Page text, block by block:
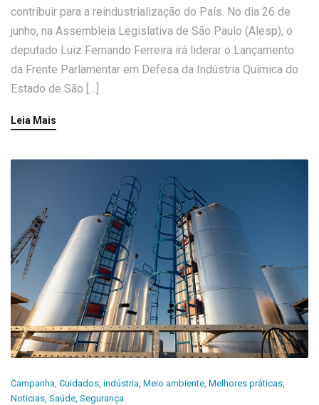
contribuir para a reindustrialização do País. No dia 26 de
junho, na Assembleia Legislativa de São Paulo (Alesp), o
deputado Luiz Fernando Ferreira irá liderar o Lançamento
da Frente Parlamentar em Defesa da Indústria Química do
Estado de São […]
Leia Mais
Campanha Cuidados indústria Meio ambiente Melhores práticas
Noticias Saúde Segurança